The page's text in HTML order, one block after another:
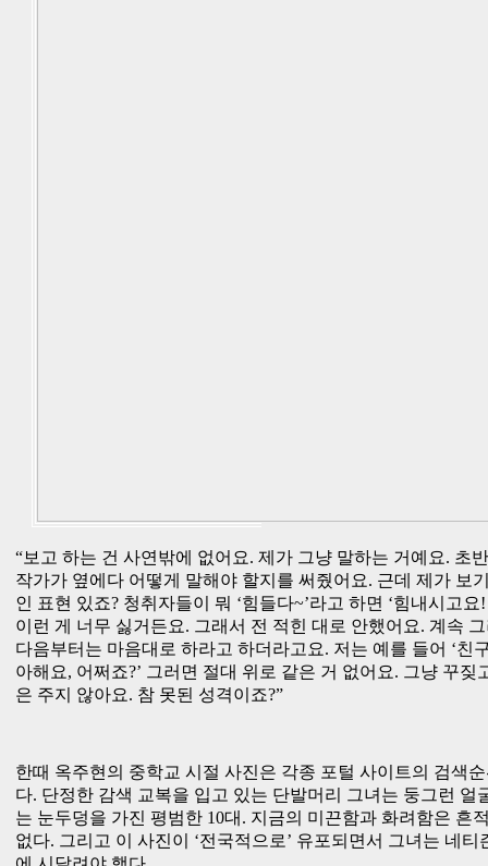
“보고 하는 건 사연밖에 없어요. 제가 그냥 말하는 거예요. 초
작가가 옆에다 어떻게 말해야 할지를 써줬어요. 근데 제가 보
인 표현 있죠? 청취자들이 뭐 ‘힘들다~’라고 하면 ‘힘내시고요
이런 게 너무 싫거든요. 그래서 전 적힌 대로 안했어요. 계속
다음부터는 마음대로 하라고 하더라고요. 저는 예를 들어 ‘친
아해요, 어쩌죠?’ 그러면 절대 위로 같은 거 없어요. 그냥 꾸짖
은 주지 않아요. 참 못된 성격이죠?”
한때 옥주현의 중학교 시절 사진은 각종 포털 사이트의 검색
다. 단정한 감색 교복을 입고 있는 단발머리 그녀는 둥그런 얼
는 눈두덩을 가진 평범한 10대. 지금의 미끈함과 화려함은 흔
없다. 그리고 이 사진이 ‘전국적으로’ 유포되면서 그녀는 네티